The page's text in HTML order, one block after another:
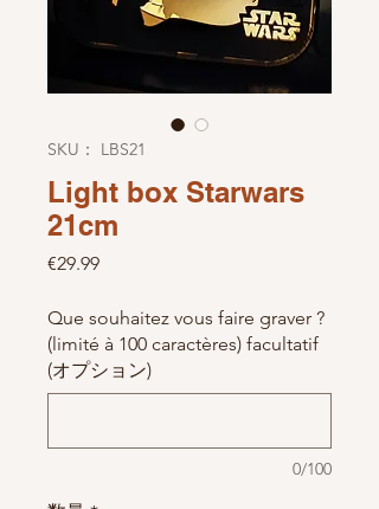
SKU： LBS21
Light box Starwars
21cm
€29.99価格
Que souhaitez vous faire graver ?
(limité à 100 caractères) facultatif
(オプション)
0/100